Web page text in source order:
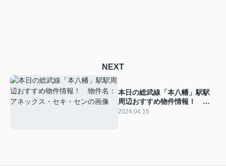
NEXT
本日の総武線「本八幡」駅駅
周辺おすすめ物件情報！ 物
件名：アネックス・セキ・セ
2024.04.15